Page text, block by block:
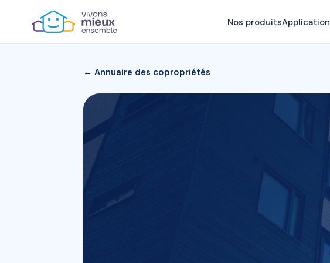
Nos produitsApplication
← Annuaire des copropriétés